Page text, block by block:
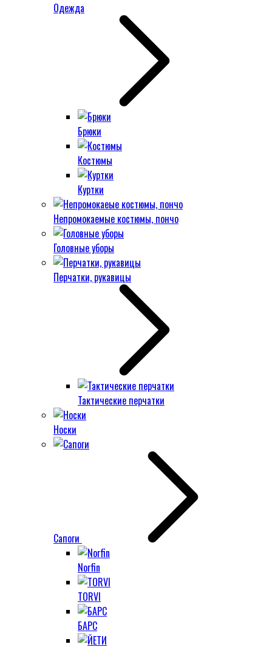
Одежда
Брюки
Костюмы
Куртки
Непромокаемые костюмы, пончо
Головные уборы
Перчатки, рукавицы
Тактические перчатки
Носки
Сапоги
Norfin
TORVI
БАРС